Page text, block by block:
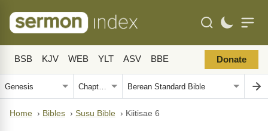
BSB KJV WEB YLT ASV BBE Donate
Home › Bibles › Susu Bible › Kiitisae 6